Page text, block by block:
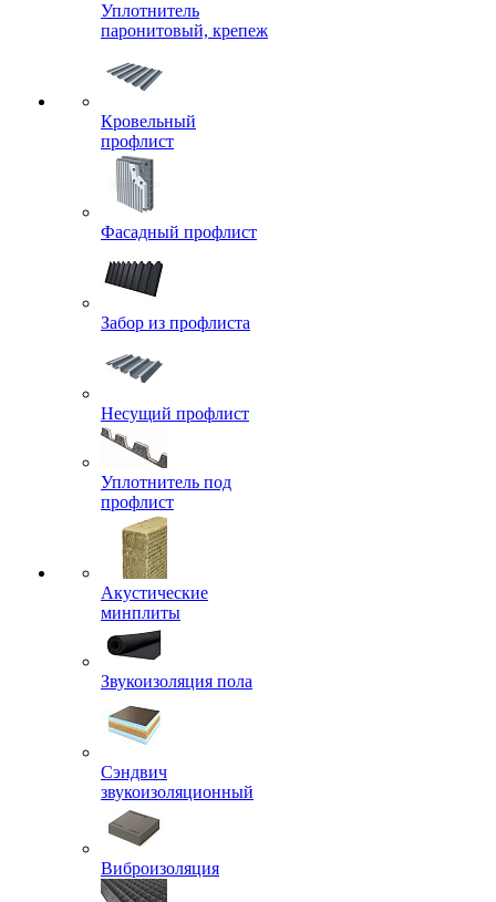
Уплотнитель
паронитовый, крепеж
Кровельный
профлист
Фасадный профлист
Забор из профлиста
Несущий профлист
Уплотнитель под
профлист
Акустические
минплиты
Звукоизоляция пола
Сэндвич
звукоизоляционный
Виброизоляция